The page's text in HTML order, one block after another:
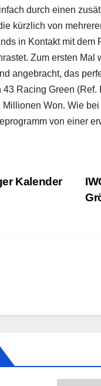
durch einen
kürzlich von
in Kontakt mit
Zum ersten
angebracht, das
43 Racing Green
Won. Wie
von einer
Kalender